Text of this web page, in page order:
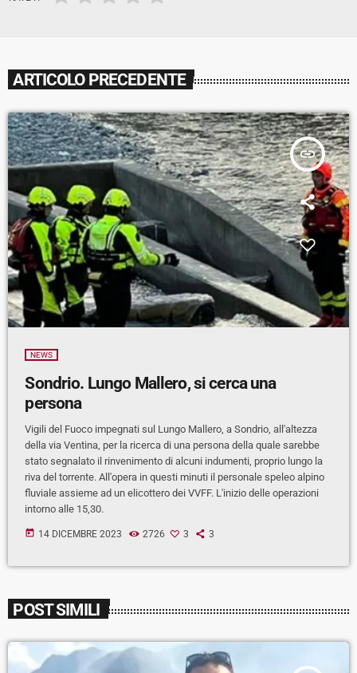
ARTICOLO PRECEDENTE
insert_link
NEWS
Sondrio. Lungo Mallero, si cerca una
persona
Vigili del Fuoco impegnati sul Lungo Mallero, a Sondrio, all'altezza
della via Ventina, per la ricerca di una persona della quale sarebbe
stato segnalato il rinvenimento di alcuni indumenti, proprio lungo la
riva del torrente. All'opera in questi minuti il personale speleo alpino
fluviale assieme ad un elicottero dei VVFF. L'inizio delle operazioni
intorno alle 15,30.
today 14 DICEMBRE 2023 2726 3 3
POST SIMILI